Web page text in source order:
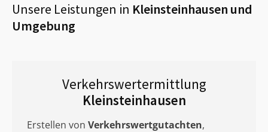
Unsere Leistungen in Kleinsteinhausen und
Umgebung
Verkehrswertermittlung
Kleinsteinhausen
Erstellen von Verkehrswertgutachten,